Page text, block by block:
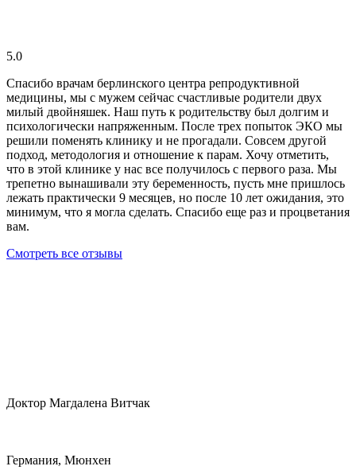
5.0
Спасибо врачам берлинского центра репродуктивной
медицины, мы с мужем сейчас счастливые родители двух
милый двойняшек. Наш путь к родительству был долгим и
психологически напряженным. После трех попыток ЭКО мы
решили поменять клинику и не прогадали. Совсем другой
подход, методология и отношение к парам. Хочу отметить,
что в этой клинике у нас все получилось с первого раза. Мы
трепетно вынашивали эту беременность, пусть мне пришлось
лежать практически 9 месяцев, но после 10 лет ожидания, это
минимум, что я могла сделать. Спасибо еще раз и процветания
вам.
Смотреть все отзывы
Доктор Магдалена Витчак
Германия, Мюнхен